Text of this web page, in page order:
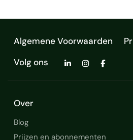
Algemene Voorwaarden
Volg ons
Over
Blog
Prijzen en abonnementen